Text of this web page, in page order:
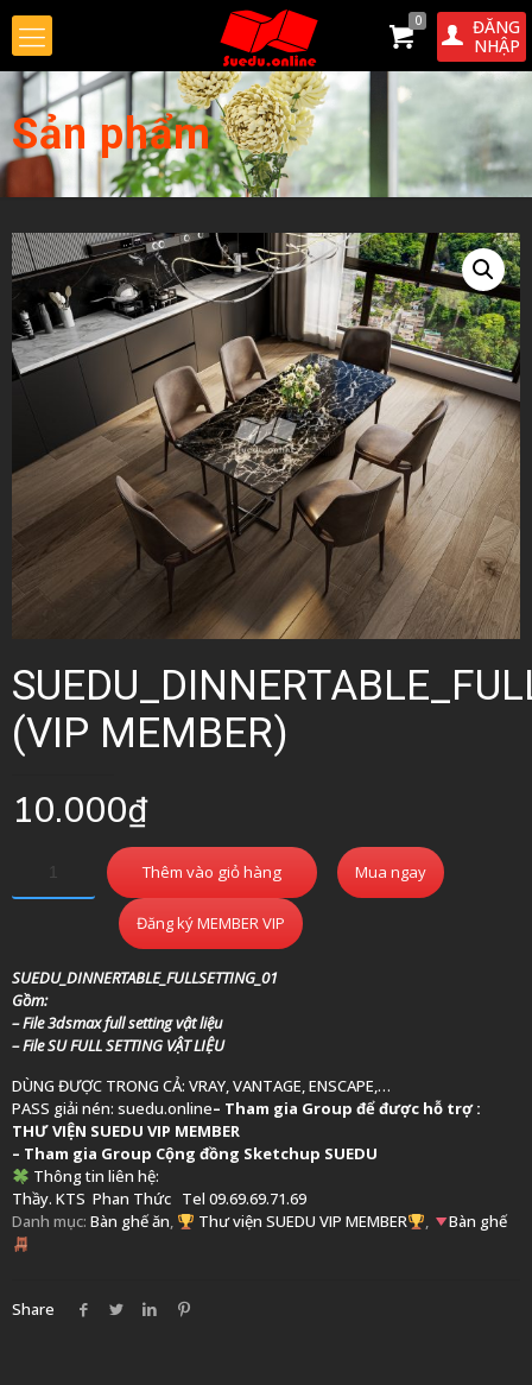
0
ĐĂNG
NHẬP
Sản phẩm
(VIP MEMBER)
10.000₫
Thêm vào giỏ hàng Mua ngay
Đăng ký MEMBER VIP
SUEDU_DINNERTABLE_FULLSETTING_01
Gồm:
– File 3dsmax full setting vật liệu
– File SU FULL SETTING VẬT LIỆU
DÙNG ĐƯỢC TRONG CẢ: VRAY, VANTAGE, ENSCAPE,…
PASS giải nén: suedu.online– Tham gia Group để được hỗ trợ :
THƯ VIỆN SUEDU VIP MEMBER
– Tham gia Group Cộng đồng Sketchup SUEDU
Thông tin liên hệ:
Thầy. KTS Phan Thức Tel 09.69.69.71.69
Danh mục: Bàn ghế ăn, Thư viện SUEDU VIP MEMBER , Bàn ghế
Share